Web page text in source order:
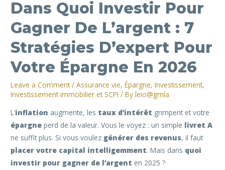
Dans Quoi Investir Pour
Gagner De L’argent : 7
Stratégies D’expert Pour
Votre Épargne En 2026
Leave a Comment /Assurance vie,Épargne,Investissement,
Investissement immobilier et SCPI / Byleio@gmla
L’inflation augmente, les taux d’intérêt grimpent et votre
épargne perd de la valeur. Vous le voyez : un simple livret A
ne suffit plus. Si vous voulez générer des revenus, il faut
placer votre capital intelligemment. Mais dans quoi
investir pour gagner de l’argent en 2025 ?